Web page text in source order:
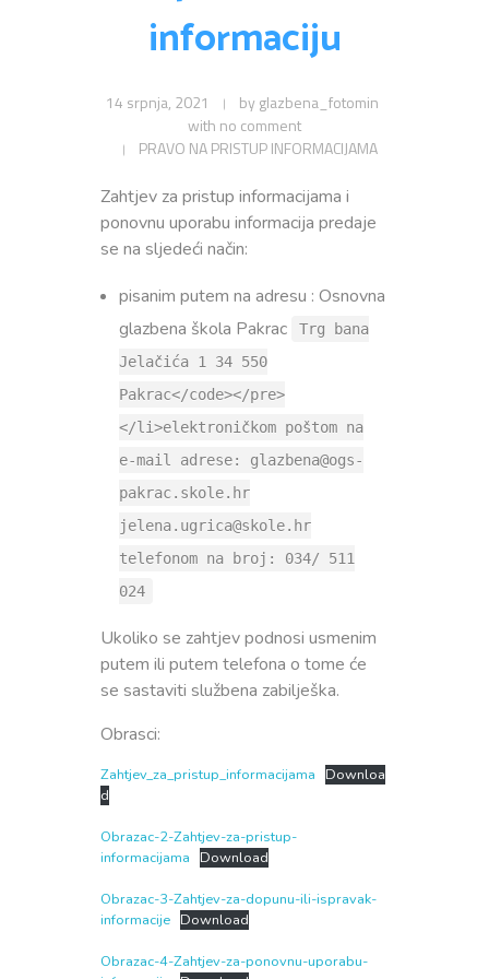
Pozivi na sjednice
Neposredan uvid u rad Školskog odbora
Pravilnici
Odluke
Godišnji plan i program
Školski kurikulum
Izvješće o radu
Financijski plan
Plan nabave
Godišnji financijski izvještaj
Procedura praćenja i naplate prihoda i primitaka
Pravo na pristup informacijama
Odjeli
Natjecanja
Galerija
Kontakt
informaciju
14 srpnja, 2021 by glazbena_fotomin
with no comment
PRAVO NA PRISTUP INFORMACIJAMA
Zahtjev za pristup informacijama i
ponovnu uporabu informacija predaje
se na sljedeći način:
pisanim putem na adresu : Osnovna
glazbena škola Pakrac
Trg bana
Jelačića 1 34 550
Pakrac</code></pre>
</li>elektroničkom poštom na
e-mail adrese: glazbena@ogs-
pakrac.skole.hr
jelena.ugrica@skole.hr
telefonom na broj: 034/ 511
024
Ukoliko se zahtjev podnosi usmenim
putem ili putem telefona o tome će
se sastaviti službena zabilješka.
Obrasci:
Zahtjev_za_pristup_informacijama
Downloa
d
Obrazac-2-Zahtjev-za-pristup-
informacijama
Download
Obrazac-3-Zahtjev-za-dopunu-ili-ispravak-
informacije Download
Obrazac-4-Zahtjev-za-ponovnu-uporabu-